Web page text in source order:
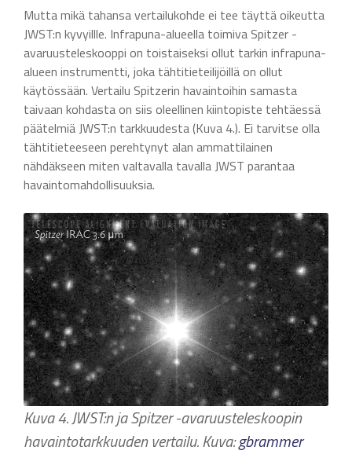
Mutta mikä tahansa vertailukohde ei tee täyttä oikeutta
JWST:n kyvyillle. Infrapuna-alueella toimiva Spitzer -
avaruusteleskooppi on toistaiseksi ollut tarkin infrapuna-
alueen instrumentti, joka tähtitieteilijöillä on ollut
käytössään. Vertailu Spitzerin havaintoihin samasta
taivaan kohdasta on siis oleellinen kiintopiste tehtäessä
päätelmiä JWST:n tarkkuudesta (Kuva 4.). Ei tarvitse olla
tähtitieteeseen perehtynyt alan ammattilainen
nähdäkseen miten valtavalla tavalla JWST parantaa
havaintomahdollisuuksia.
Kuva 4. JWST:n ja Spitzer -avaruusteleskoopin
havaintotarkkuuden vertailu. Kuva:gbrammer